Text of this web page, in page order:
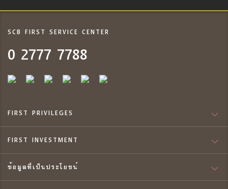
SCB FIRST SERVICE CENTER
0 2777 7788
FIRST PRIVILEGES
FIRST INVESTMENT
ข้อมูลที่เป็นประโยชน์